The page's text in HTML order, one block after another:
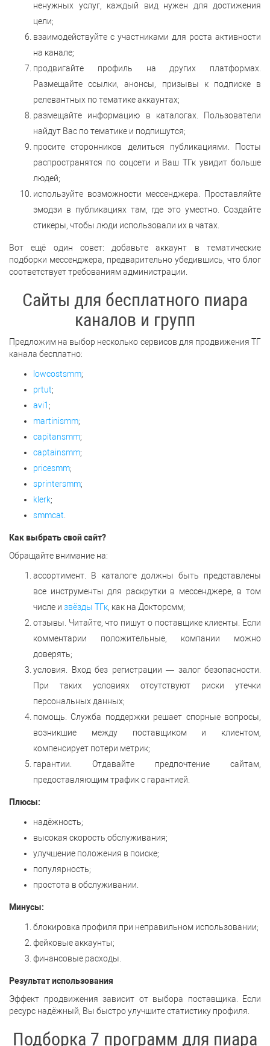
ненужных услуг, каждый вид нужен для достижения
цели;
взаимодействуйте с участниками для роста активности
на канале;
продвигайте профиль на других платформах.
Размещайте ссылки, анонсы, призывы к подписке в
релевантных по тематике аккаунтах;
размещайте информацию в каталогах. Пользователи
найдут Вас по тематике и подпишутся;
просите сторонников делиться публикациями. Посты
распространятся по соцсети и Ваш ТГк увидит больше
людей;
используйте возможности мессенджера. Проставляйте
эмодзи в публикациях там, где это уместно. Создайте
стикеры, чтобы люди использовали их в чатах.
Вот ещё один совет: добавьте аккаунт в тематические
подборки мессенджера, предварительно убедившись, что блог
соответствует требованиям администрации.
Сайты для бесплатного пиара
каналов и групп
Предложим на выбор несколько сервисов для продвижения ТГ
канала бесплатно:
lowcostsmm;
prtut;
avi1 ;
martinismm;
capitansmm;
captainsmm;
pricesmm;
sprintersmm;
klerk;
smmcat
Как выбрать свой сайт?
Обращайте внимание на:
ассортимент. В каталоге должны быть представлены
все инструменты для раскрутки в мессенджере, в том
числе и звёзды ТГк , как на Докторсмм;
отзывы. Читайте, что пишут о поставщике клиенты. Если
комментарии положительные, компании можно
доверять;
условия. Вход без регистрации — залог безопасности.
При таких условиях отсутствуют риски утечки
персональных данных;
помощь. Служба поддержки решает спорные вопросы,
возникшие между поставщиком и клиентом,
компенсирует потери метрик;
гарантии. Отдавайте предпочтение сайтам,
предоставляющим трафик с гарантией.
Плюсы:
надёжность;
высокая скорость обслуживания;
улучшение положения в поиске;
популярность;
простота в обслуживании.
Минусы:
блокировка профиля при неправильном использовании;
фейковые аккаунты;
финансовые расходы.
Результат использования
Эффект продвижения зависит от выбора поставщика. Если
ресурс надёжный, Вы быстро улучшите статистику профиля.
Подборка 7 программ для пиара